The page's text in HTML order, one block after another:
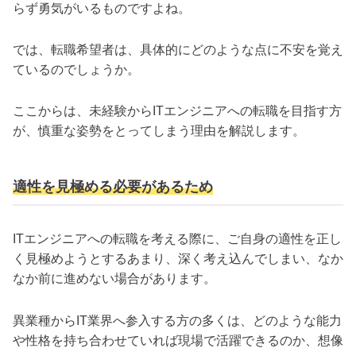
らず勇気がいるものですよね。
では、転職希望者は、具体的にどのような点に不安を覚え
ているのでしょうか。
ここからは、未経験からITエンジニアへの転職を目指す方
が、慎重な姿勢をとってしまう理由を解説します。
適性を見極める必要があるため
ITエンジニアへの転職を考える際に、ご自身の適性を正し
く見極めようとするあまり、深く考え込んでしまい、なか
なか前に進めない場合があります。
異業種からIT業界へ参入する方の多くは、どのような能力
や性格を持ち合わせていれば現場で活躍できるのか、想像